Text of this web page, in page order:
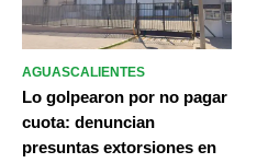
AGUASCALIENTES
Lo golpearon por no pagar
cuota: denuncian
presuntas extorsiones en